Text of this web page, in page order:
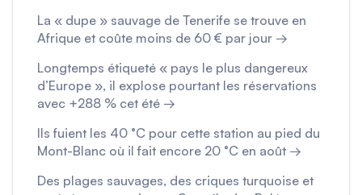
La « dupe » sauvage de Tenerife se trouve en
Afrique et coûte moins de 60 € par jour →
Longtemps étiqueté « pays le plus dangereux
d’Europe », il explose pourtant les réservations
avec +288 % cet été →
Ils fuient les 40 °C pour cette station au pied du
Mont-Blanc où il fait encore 20 °C en août →
Des plages sauvages, des criques turquoise et